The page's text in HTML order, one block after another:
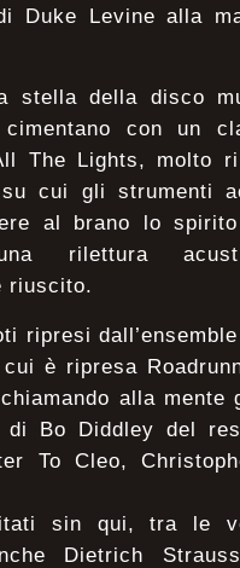
Duke Levine alla
stella della disco
cimentano con un
The Lights, molto
cui gli strumenti
al brano lo
rilettura
riuscito.
ripresi
è ripresa
alla mente
di Bo Diddley del
To Cleo,
sin qui, tra le
Dietrich